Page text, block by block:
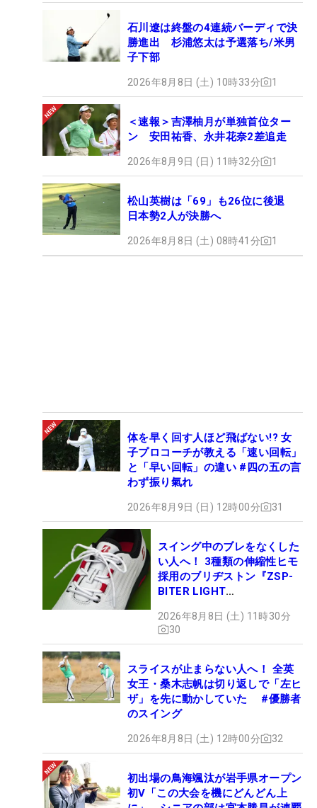
石川遼は終盤の4連続バーディで決
勝進出 杉浦悠太は予選落ち/米男
子下部
2026年8月8日 (土) 10時33分 1
＜速報＞吉澤柚月が単独首位ター
ン 安田祐香、永井花奈2差追走
2026年8月9日 (日) 11時32分 1
松山英樹は「69」も26位に後退
日本勢2人が決勝へ
2026年8月8日 (土) 08時41分 1
体を早く回す人ほど飛ばない!? 女
子プロコーチが教える「速い回転」
と「早い回転」の違い #四の五の言
わず振り氣れ
2026年8月9日 (日) 12時00分 31
スイング中のブレをなくした
い人へ！ 3種類の伸縮性ヒモ
採用のブリヂストン『ZSP-
BITER LIGHT
ュー
2026年8月8日 (土) 11時30分
30
スライスが止まらない人へ！ 全英
女王・桑木志帆は切り返しで「左ヒ
ザ」を先に動かしていた #優勝者
のスイング
2026年8月8日 (土) 12時00分 32
初出場の鳥海颯汰が岩手県オープン
初V「この大会を機にどんどん上